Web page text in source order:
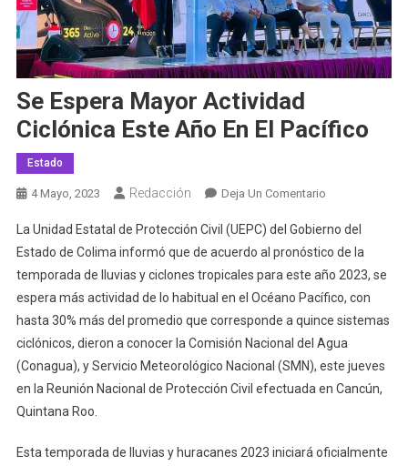
Se Espera Mayor Actividad
Ciclónica Este Año En El Pacífico
Estado
4 Mayo, 2023 Redacción Deja Un ComentarioEn
Espera
Mayor
Actividad
Ciclónica
Este
Año
En
La Unidad Estatal de Protección Civil (UEPC) del Gobierno del
Estado de Colima informó que de acuerdo al pronóstico de la
temporada de lluvias y ciclones tropicales para este año 2023, se
espera más actividad de lo habitual en el Océano Pacífico, con
hasta 30% más del promedio que corresponde a quince sistemas
ciclónicos, dieron a conocer la Comisión Nacional del Agua
(Conagua), y Servicio Meteorológico Nacional (SMN), este jueves
en la Reunión Nacional de Protección Civil efectuada en Cancún,
Quintana Roo.
Esta temporada de lluvias y huracanes 2023 iniciará oficialmente